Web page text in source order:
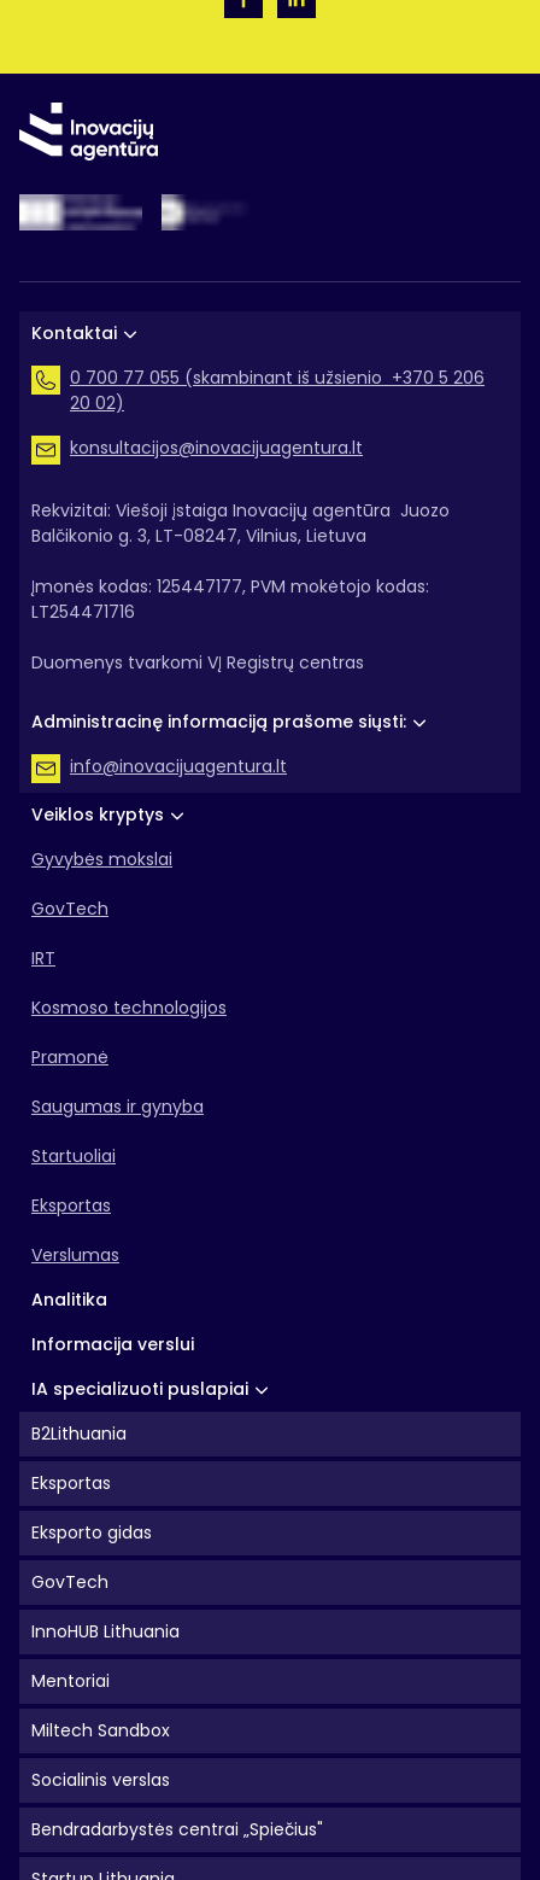
Veiklos kryptys
Gyvybės mokslai
GovTech
IRT
Kosmoso technologijos
Pramonė
Saugumas ir gynyba
Startuoliai
Eksportas
Verslumas
Analitika
Informacija verslui
IA specializuoti puslapiai
B2Lithuania
Eksportas
Eksporto gidas
GovTech
InnoHUB Lithuania
Mentoriai
Miltech Sandbox
Socialinis verslas
Bendradarbystės centrai „Spiečius"
Kontaktai
0 700 77 055 (skambinant iš užsienio +370 5 206
20 02)
konsultacijos@inovacijuagentura.lt
Rekvizitai: Viešoji įstaiga Inovacijų agentūra Juozo
Balčikonio g. 3, LT-08247, Vilnius, Lietuva
Įmonės kodas: 125447177, PVM mokėtojo kodas:
LT254471716
Duomenys tvarkomi VĮ Registrų centras
Administracinę informaciją prašome siųsti:
info@inovacijuagentura.lt